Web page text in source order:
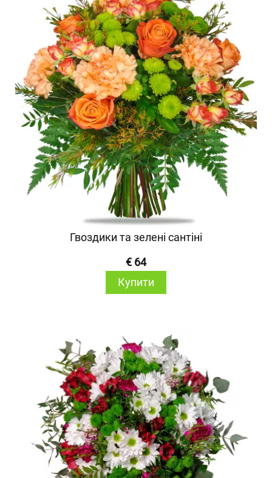
Гвоздики та зелені сантіні
€ 64
Купити